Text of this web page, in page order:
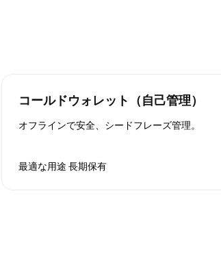
コールドウォレット（自己管理）
オフラインで安全、シードフレーズ管理。
最適な用途 長期保有